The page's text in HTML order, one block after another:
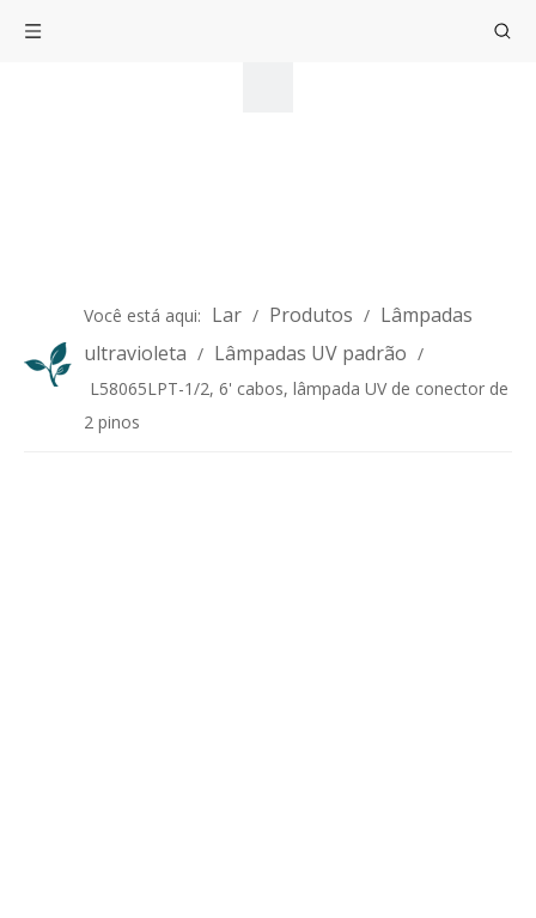
Você está aqui: Lar / Produtos / Lâmpadas
ultravioleta / Lâmpadas UV padrão /
L58065LPT-1/2, 6' cabos, lâmpada UV de conector de
2 pinos